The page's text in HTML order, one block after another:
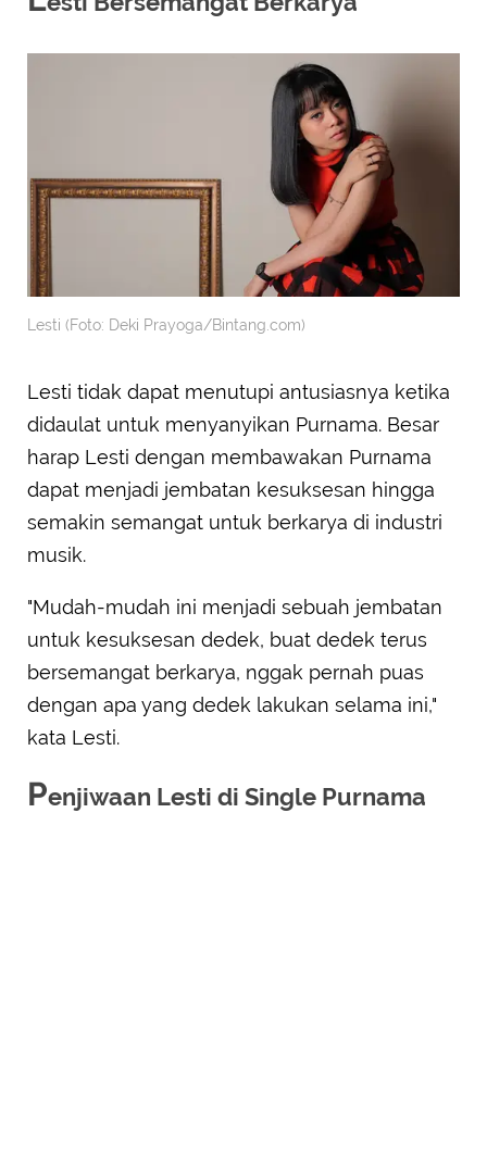
Lesti (Foto: Deki Prayoga/Bintang.com)
Lesti tidak dapat menutupi antusiasnya ketika
didaulat untuk menyanyikan Purnama. Besar
harap Lesti dengan membawakan Purnama
dapat menjadi jembatan kesuksesan hingga
semakin semangat untuk berkarya di industri
musik.
"Mudah-mudah ini menjadi sebuah jembatan
untuk kesuksesan dedek, buat dedek terus
bersemangat berkarya, nggak pernah puas
dengan apa yang dedek lakukan selama ini,"
kata Lesti.
Penjiwaan Lesti di Single Purnama